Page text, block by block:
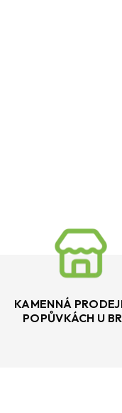
KAMENNÁ
POPŮVKÁCH U